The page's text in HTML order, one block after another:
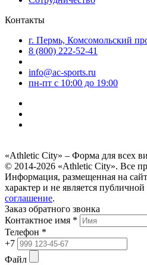
Контакты
г. Пермь, Комсомольский
8 (800) 222-52-41
info@ac-sports.ru
пн-пт c 10:00 до 19:00
«Athletic City» – Форма для всех
© 2014-2026 «Athletic City». Все
Информация, размещенная на
характер и не является
соглашение.
Заказ обратного звонка
Контактное имя *
Телефон *
+7
Файл